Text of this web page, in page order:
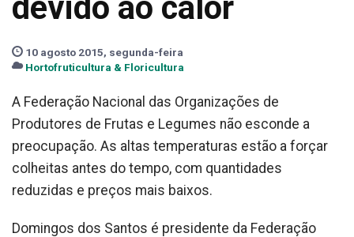
10 agosto 2015, segunda-feira
Hortofruticultura & Floricultura
A Federação Nacional das Organizações de
Produtores de Frutas e Legumes não esconde a
preocupação. As altas temperaturas estão a forçar
colheitas antes do tempo, com quantidades
reduzidas e preços mais baixos.
Domingos dos Santos é presidente da Federação